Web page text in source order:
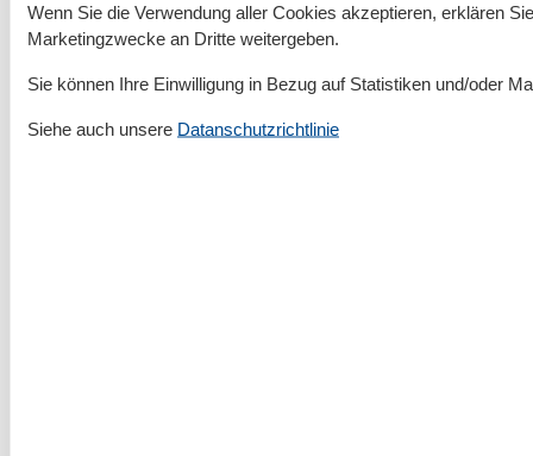
Wenn Sie die Verwendung aller Cookies akzeptieren, erklären
Marketingzwecke an Dritte weitergeben.
Sie können Ihre Einwilligung in Bezug auf Statistiken und/oder
Siehe auch unsere Datanschutzrichtlinie